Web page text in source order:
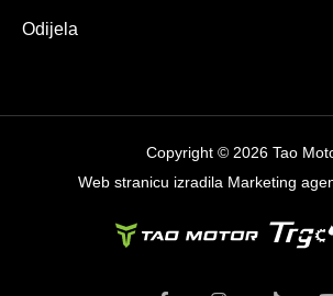
Odijela
Copyright © 2026 Tao
Web stranicu izradila Marketing